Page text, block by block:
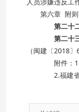
第六章 附则
第二十
第二十
（闽建〔2018
附件：1.
2.福建省